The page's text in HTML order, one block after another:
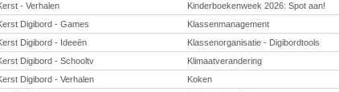
- Verhalen
Kinderboekenweek 2026: Spot aan!
Digibord - Games
Klassenmanagement
Digibord - Ideeën
Klassenorganisatie - Digibordtools
Digibord - Schooltv
Klimaatverandering
Digibord - Verhalen
Koken